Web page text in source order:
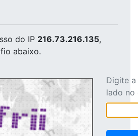
do IP 216.73.216.135,
abaixo.
Digite
lado no